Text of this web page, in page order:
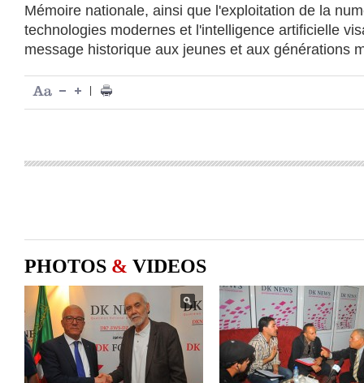
Mémoire nationale, ainsi que l'exploitation de la
technologies modernes et l'intelligence artificielle
message historique aux jeunes et aux générations
PHOTOS & VIDEOS